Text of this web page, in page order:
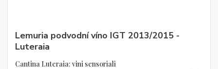
Lemuria podvodní víno IGT 2013/2015 -
Luteraia
Cantina Luteraia: vini sensoriali